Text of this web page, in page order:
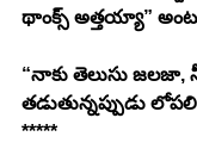
థాంక్స్ అత్తయ్యా”
“నాకు తెలుసు జలజా,
తడుతున్నప్పుడు
*****